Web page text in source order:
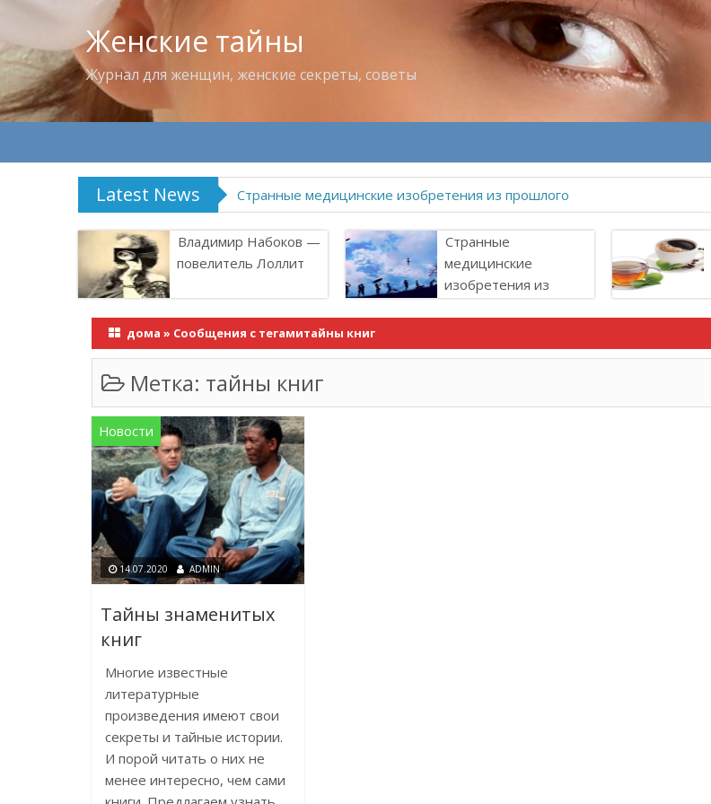
Женские тайны
Журнал для женщин, женские секреты, советы
Latest News Странные медицинские изобретения из прошлого
Владимир Набоков —
повелитель Лоллит
Странные
медицинские
изобретения из
дома » Сообщения с тегамитайны книг
Метка: тайны книг
Новости
14.07.2020 ADMIN
Тайны знаменитых
книг
Многие известные
литературные
произведения имеют свои
секреты и тайные истории.
И порой читать о них не
менее интересно, чем сами